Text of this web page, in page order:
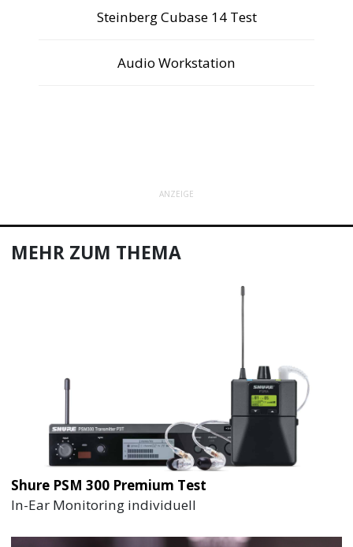
Steinberg Cubase 14 Test
Audio Workstation
ANZEIGE
MEHR ZUM THEMA
Shure PSM 300 Premium Test
In-Ear Monitoring individuell